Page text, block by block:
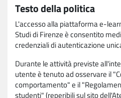
Testo della politica
L'accesso alla piattaforma e-
Studi di Firenze è consentito
credenziali di autenticazione
Durante le attività previste
utente è tenuto ad osservare il
comportamento" e il
studenti" (reperibili sul sito